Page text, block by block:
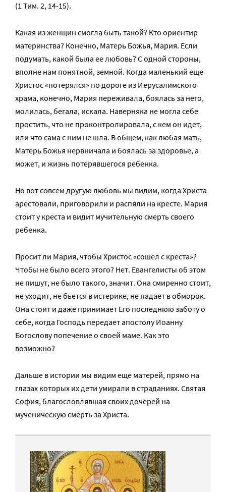
(1 Тим. 2, 14-15).
Какая из женщин смогла быть такой? Кто ориентир
материнства? Конечно, Матерь Божья, Мария. Если
подумать, какой была ее любовь? С одной стороны,
вполне нам понятной, земной. Когда маленький еще
Христос «потерялся» по дороге из Иерусалимского
храма, конечно, Мария переживала, боялась за него,
молилась, бегала, искала. Наверняка не могла себе
простить, что не проконтролировала, с кем он идет,
или что сама с ним не шла. В общем, как любая мать,
Матерь Божья нервничала и боялась за здоровье, а
может, и жизнь потерявшегося ребенка.
Но вот совсем другую любовь мы видим, когда Христа
арестовали, приговорили и распяли на кресте. Мария
стоит у креста и видит мучительную смерть своего
ребенка.
Просит ли Мария, чтобы Христос «сошел с креста»?
Чтобы не было всего этого? Нет. Евангелисты об этом
не пишут, не было такого, значит. Она смиренно стоит,
не уходит, не бьется в истерике, не падает в обморок.
Она стоит и даже принимает Его последнюю заботу о
себе, когда Господь передает апостолу Иоанну
Богослову попечение о своей маме. Как это
возможно?
Дальше в истории мы видим еще матерей, прямо на
глазах которых их дети умирали в страданиях. Святая
София, благословлявшая своих дочерей на
мученическую смерть за Христа.